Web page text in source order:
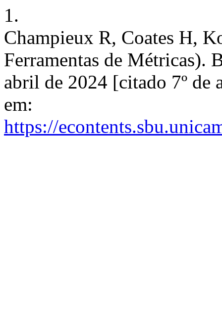
1.
Champieux R, Coates H,
Ferramentas de Métricas).
abril de 2024 [citado 7º
em:
https://